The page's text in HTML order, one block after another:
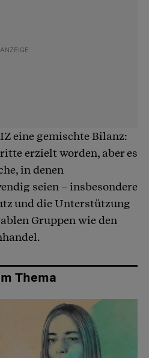
eine gemischte Bilanz:
erzielt worden, aber es
in denen
seien – insbesondere
und die Unterstützung
Gruppen wie den
Thema